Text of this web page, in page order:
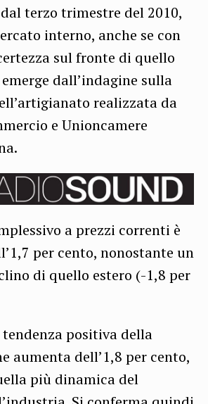
terzo trimestre del 2010,
interno, anche se con
sul fronte di quello
dall’indagine sulla
realizzata da
e Unioncamere
a prezzi correnti è
per cento, nonostante un
di quello estero (-1,8 per
positiva della
aumenta dell’1,8 per cento,
più dinamica del